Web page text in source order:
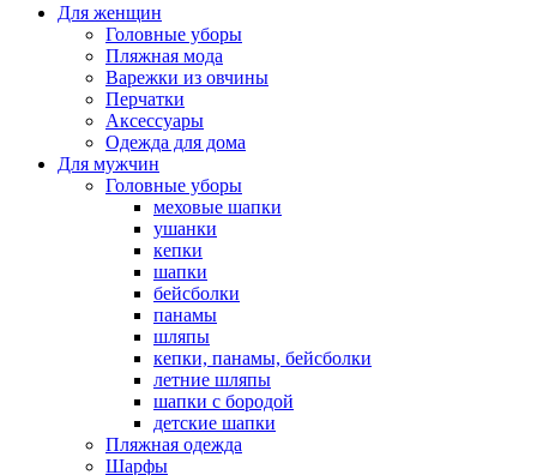
Для женщин
Головные уборы
Пляжная мода
Варежки из овчины
Перчатки
Аксессуары
Одежда для дома
Для мужчин
Головные уборы
меховые шапки
ушанки
кепки
шапки
бейсболки
панамы
шляпы
кепки, панамы, бейсболки
летние шляпы
шапки с бородой
детские шапки
Пляжная одежда
Шарфы